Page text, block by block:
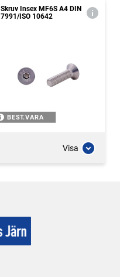
Skruv Insex MF6S A4 DIN
7991/ISO 10642
BEST.VARA
Visa